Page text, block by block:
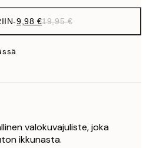
-9,98 €19,95 €
valokuvajuliste, joka
ikkunasta.